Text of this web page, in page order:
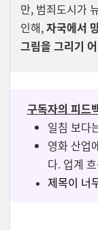
만, 범죄도시가
인해,자국에서
그림을 그리기
구독자의 피드
일침 보다
영화 산업
다. 업계
제목이 너